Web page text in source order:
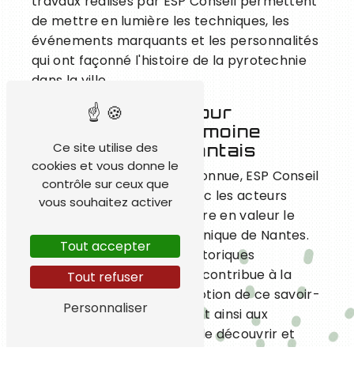
de mettre en lumière les techniques, les
événements marquants et les personnalités
qui ont façonné l'histoire de la pyrotechnie
dans la ville.
Un partenariat pour
valoriser le patrimoine
pyrotechnique nantais
Grâce à son expertise reconnue, ESP Conseil
collabore étroitement avec les acteurs
culturels locaux pour mettre en valeur le
riche patrimoine pyrotechnique de Nantes.
En réalisant des études historiques
approfondies, l'entreprise contribue à la
préservation et à la promotion de ce savoir-
faire ancestral, permettant ainsi aux
habitants et aux visiteurs de découvrir et
Ce site utilise des
cookies et vous donne le
contrôle sur ceux que
vous souhaitez activer
Tout accepter
Tout refuser
Personnaliser